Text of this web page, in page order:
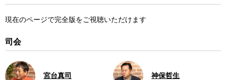
現在のページで完全版をご視聴いただけます
司会
宮台真司 神保哲生